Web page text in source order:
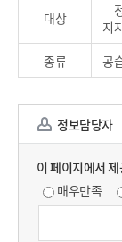
대상
지
종류
공
정보담당자
이 페이지에서
매우만족